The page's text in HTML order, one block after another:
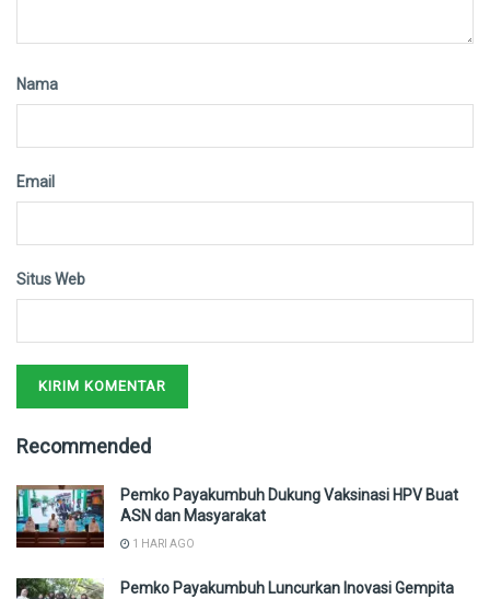
Nama
Email
Situs Web
Recommended
Pemko Payakumbuh Dukung Vaksinasi HPV Buat
ASN dan Masyarakat
1 HARI AGO
Pemko Payakumbuh Luncurkan Inovasi Gempita